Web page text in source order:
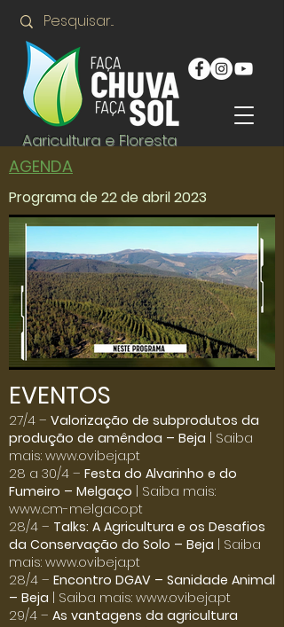
Agricultura e Floresta
AGENDA
Programa de 22 de abril 2023
Click here
EVENTOS
27/4 – Valorização de subprodutos da
produção de amêndoa – Beja | Saiba
mais: www.ovibeja.pt
28 a 30/4 – Festa do Alvarinho e do
Fumeiro – Melgaço | Saiba mais:
www.cm-melgaco.pt
28/4 – Talks: A Agricultura e os Desafios
da Conservação do Solo – Beja | Saiba
mais: www.ovibeja.pt
28/4 – Encontro DGAV – Sanidade Animal
– Beja | Saiba mais: www.ovibeja.pt
29/4 – As vantagens da agricultura